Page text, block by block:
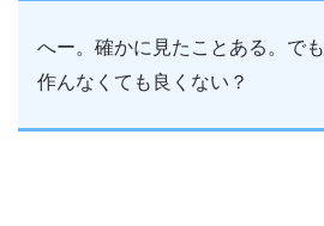
へー。確かに見たことある。で
作んなくても良くない？